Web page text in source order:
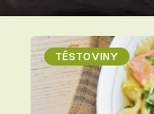
TĚSTOVINY